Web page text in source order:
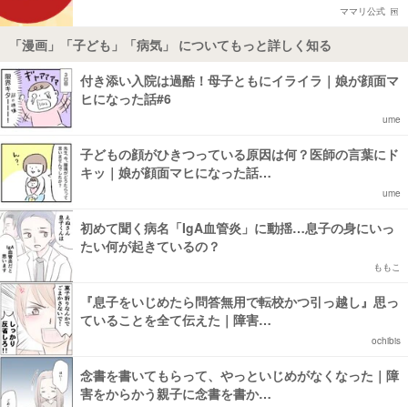
ママリ公式
「漫画」「子ども」「病気」 についてもっと詳しく知る
付き添い入院は過酷！母子ともにイライラ｜娘が顔面マ
ヒになった話#6
ume
子どもの顔がひきつっている原因は何？医師の言葉にド
キッ｜娘が顔面マヒになった話…
ume
初めて聞く病名「IgA血管炎」に動揺…息子の身にいっ
たい何が起きているの？
ももこ
『息子をいじめたら問答無用で転校かつ引っ越し』思っ
ていることを全て伝えた｜障害…
ochibis
念書を書いてもらって、やっといじめがなくなった｜障
害をからかう親子に念書を書か…